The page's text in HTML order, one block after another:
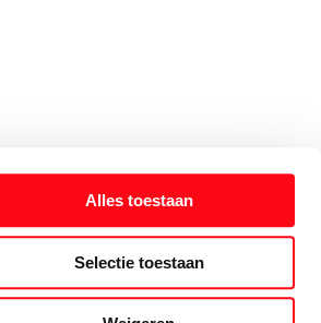
Alles toestaan
Selectie toestaan